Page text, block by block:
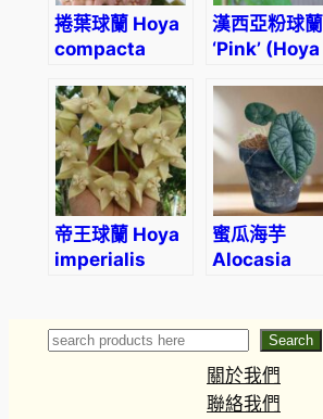
捲葉球蘭 Hoya
compacta
‘regalis’
漢西亞粉球蘭
‘Pink’ (Hoya
帝王球蘭 Hoya
imperialis
蜜瓜海芋
Alocasia
melo)
Search Search
關於我們
聯絡我們